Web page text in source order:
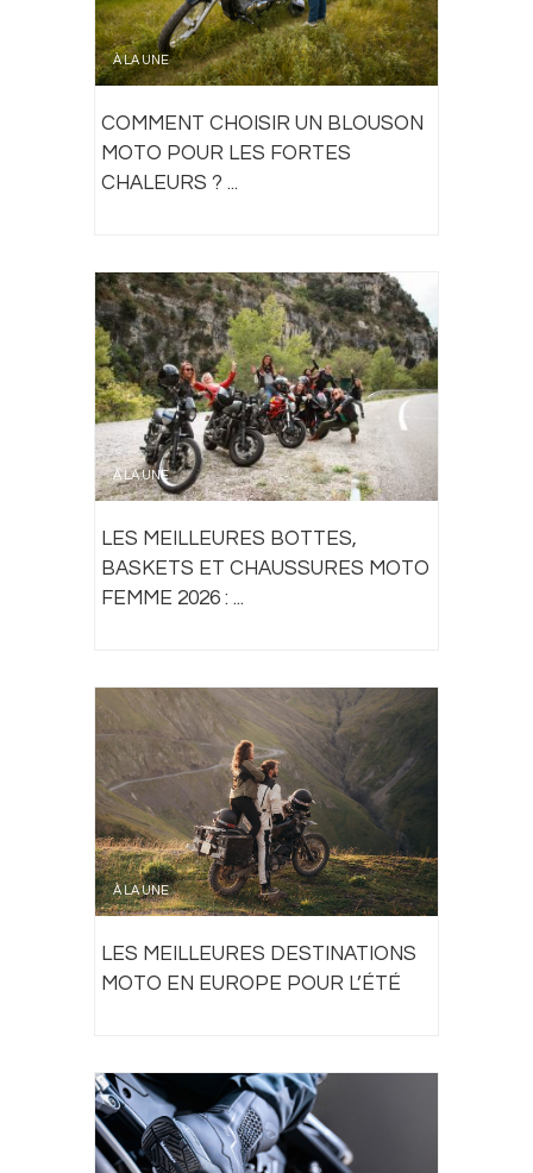
À LA UNE
COMMENT CHOISIR UN BLOUSON
MOTO POUR LES FORTES
CHALEURS ? ...
À LA UNE
LES MEILLEURES BOTTES,
BASKETS ET CHAUSSURES MOTO
FEMME 2026 : ...
À LA UNE
LES MEILLEURES DESTINATIONS
MOTO EN EUROPE POUR L’ÉTÉ